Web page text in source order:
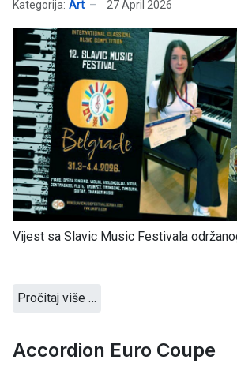
Kategorija: Art 27 April 2026
Vijest sa Slavic Music Festivala
Pročitaj više …
Accordion Euro Coupe